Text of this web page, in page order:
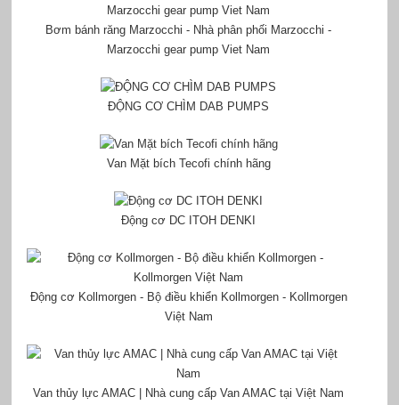
Bơm bánh răng Marzocchi - Nhà phân phối Marzocchi -
Marzocchi gear pump Viet Nam
ĐỘNG CƠ CHÌM DAB PUMPS
Van Mặt bích Tecofi chính hãng
Động cơ DC ITOH DENKI
Động cơ Kollmorgen - Bộ điều khiển Kollmorgen - Kollmorgen
Việt Nam
Van thủy lực AMAC | Nhà cung cấp Van AMAC tại Việt Nam